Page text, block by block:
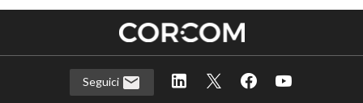
Seguici